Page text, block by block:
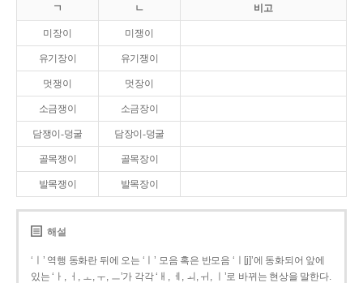
ㄱ ㄴ 비고
미장이 미쟁이
유기장이 유기쟁이
멋쟁이 멋장이
소금쟁이 소금장이
담쟁이-덩굴 담장이-덩굴
골목쟁이 골목장이
발목쟁이 발목장이
해설
‘ㅣ’ 역행 동화란 뒤에 오는 ‘ㅣ’ 모음 혹은 반모음 ‘ㅣ[j]’에 동화되어 앞에
있는 ‘ㅏ, ㅓ, ㅗ, ㅜ, ㅡ’가 각각 ‘ㅐ, ㅔ, ㅚ, ㅟ, ㅣ’로 바뀌는 현상을 말한다.